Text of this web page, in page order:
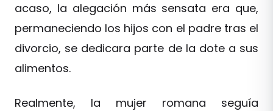
acaso, la alegación más sensata era que,
permaneciendo los hijos con el padre tras el
divorcio, se dedicara parte de la dote a sus
alimentos.
Realmente, la mujer romana seguía